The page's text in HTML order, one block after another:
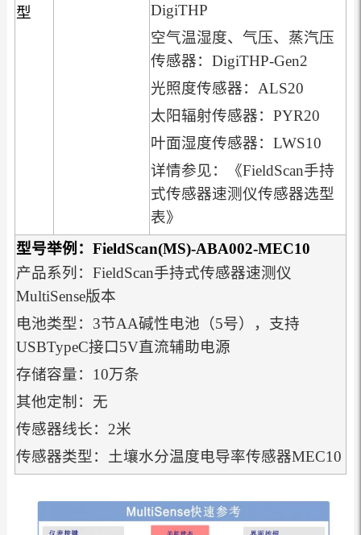
型
DigiTHP
空气温湿度、气压、蒸汽压
传感器：DigiTHP-Gen2
光照度传感器：ALS20
太阳辐射传感器：PYR20
叶面湿度传感器：LWS10
详情参见：《FieldScan手持
式传感器速测仪传感器选型
表》
型号举例： FieldScan(MS)-ABA002-MEC10
产品系列：FieldScan手持式传感器速测仪
MultiSense版本
电池类型：3节AA碱性电池（5号），支持
USBTypeC接口5V直流辅助电源
存储容量：10万条
其他定制：无
传感器线长：2米
传感器类型：土壤水分温度电导率传感器MEC10